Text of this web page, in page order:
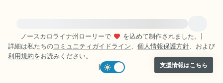
ノースカロライナ州ローリーで
を込めて制作されました。
詳細は私たちのコミュニティガイドライン、 個人情報保護方針、および
利用規約をお読みください。
支援情報はこちら